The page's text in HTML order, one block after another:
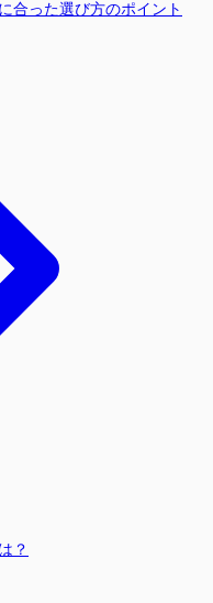
合った選び方のポイント
？